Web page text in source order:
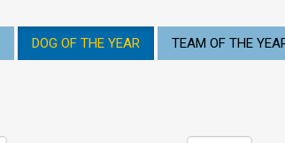
DOG OF THE YEAR TEAM OF THE